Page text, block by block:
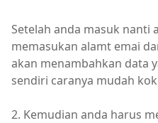
Setelah anda masuk nanti
memasukan alamt emai
akan menambahkan data
sendiri caranya mudah
2. Kemudian anda harus